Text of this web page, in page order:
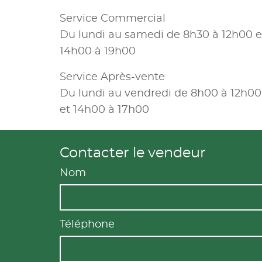
Service Commercial
Du lundi au samedi de 8h30 à 12h00
14h00 à 19h00
Service Après-vente
Du lundi au vendredi de 8h00 à 12h00
et 14h00 à 17h00
Contacter le vendeur
Nom
Téléphone